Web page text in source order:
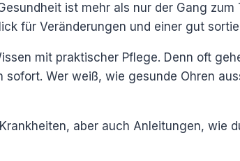
ist mehr als nur der Gang
für Veränderungen und einer gut
mit praktischer Pflege. Denn oft
Wer weiß, wie gesunde Ohren
aber auch Anleitungen, wie